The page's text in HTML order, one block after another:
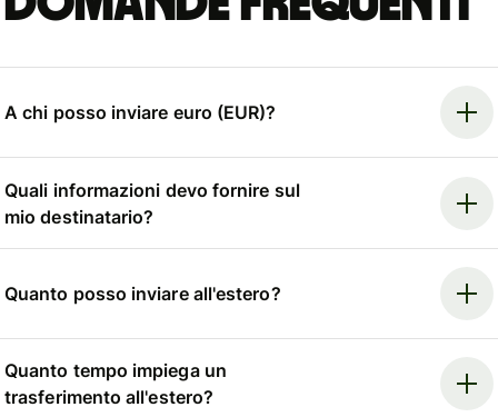
A chi posso inviare euro (EUR)?
Quali informazioni devo fornire sul
mio destinatario?
Quanto posso inviare all'estero?
Quanto tempo impiega un
trasferimento all'estero?